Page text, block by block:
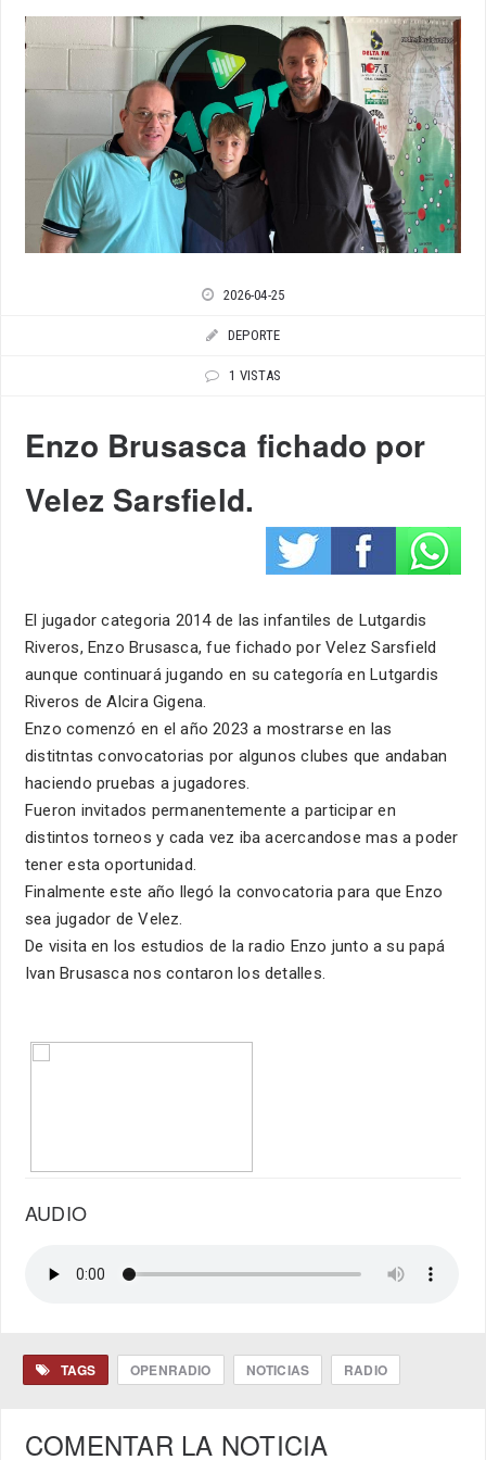
2026-04-25
DEPORTE
1 VISTAS
Enzo Brusasca fichado por
Velez Sarsfield.
El jugador categoria 2014 de las infantiles de Lutgardis
Riveros, Enzo Brusasca, fue fichado por Velez Sarsfield
aunque continuará jugando en su categoría en Lutgardis
Riveros de Alcira Gigena.
Enzo comenzó en el año 2023 a mostrarse en las
distitntas convocatorias por algunos clubes que andaban
haciendo pruebas a jugadores.
Fueron invitados permanentemente a participar en
distintos torneos y cada vez iba acercandose mas a poder
tener esta oportunidad.
Finalmente este año llegó la convocatoria para que Enzo
sea jugador de Velez.
De visita en los estudios de la radio Enzo junto a su papá
Ivan Brusasca nos contaron los detalles.
AUDIO
TAGS OPENRADIO NOTICIAS RADIO
COMENTAR LA NOTICIA